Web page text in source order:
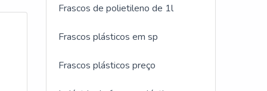
Frascos de polietileno de 1l
Frascos plásticos em sp
Frascos plásticos preço